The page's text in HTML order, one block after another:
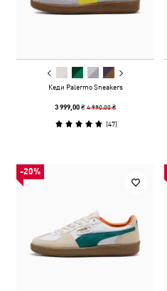
Кеди Palermo Sneakers
3 999,00 ₴4 990,00 ₴
(47)
-20%